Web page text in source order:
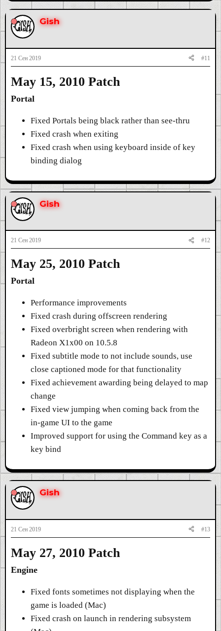
Gish
21 Сен 2019 #11
May 15, 2010 Patch
Portal
Fixed Portals being black rather than see-thru
Fixed crash when exiting
Fixed crash when using keyboard inside of key
binding dialog
Gish
21 Сен 2019 #12
May 25, 2010 Patch
Portal
Performance improvements
Fixed crash during offscreen rendering
Fixed overbright screen when rendering with
Radeon X1x00 on 10.5.8
Fixed subtitle mode to not include sounds, use
close captioned mode for that functionality
Fixed achievement awarding being delayed to map
change
Fixed view jumping when coming back from the
in-game UI to the game
Improved support for using the Command key as a
key bind
Gish
21 Сен 2019 #13
May 27, 2010 Patch
Engine
Fixed fonts sometimes not displaying when the
game is loaded (Mac)
Fixed crash on launch in rendering subsystem